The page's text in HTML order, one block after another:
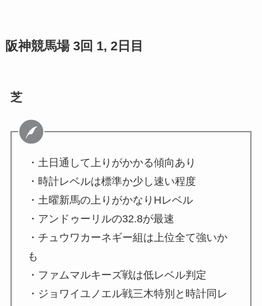
阪神競馬場 3回 1, 2日目
芝
・土日通して上りがかかる傾向あり
・時計レベルは標準か少し速い程度
・土曜新馬の上りがかなりHレベル
・アンドゥーリルの32.8が最速
・チュウワカーネギー組は上位全て強いか
も
・ファムマルキーズ戦は低レベル判定
・ジョワイユノエル戦三木特別と時計同レ